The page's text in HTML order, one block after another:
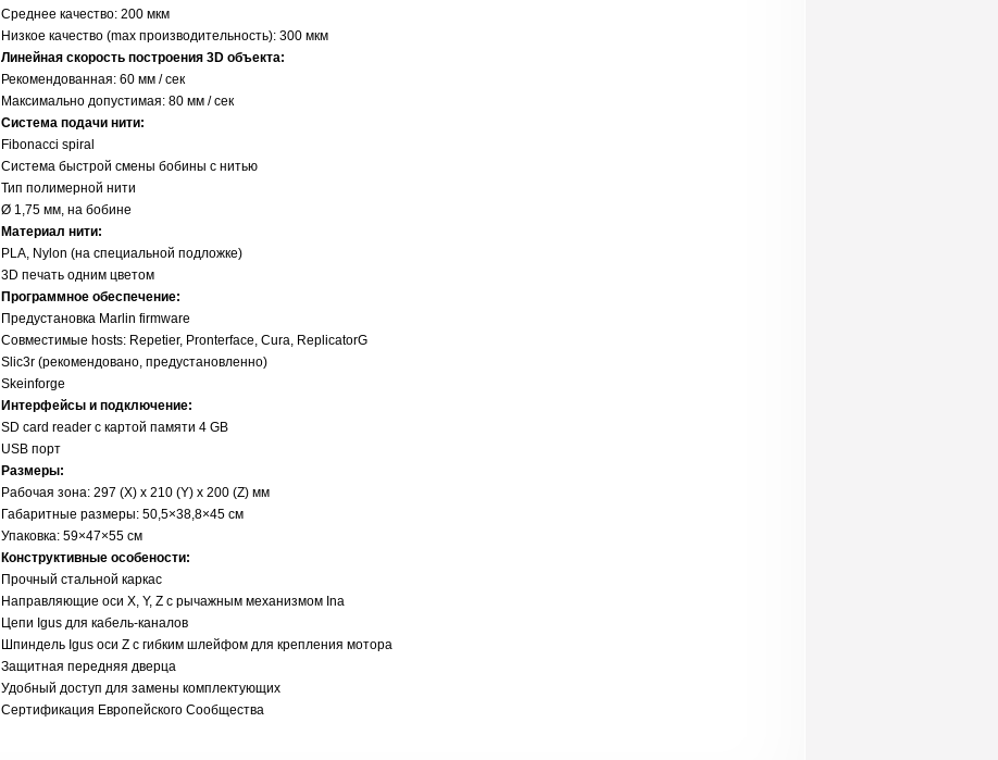
Среднее качество: 200 мкм
Низкое качество (max производительность): 300 мкм
Линейная скорость построения 3D объекта:
Рекомендованная: 60 мм / сек
Максимально допустимая: 80 мм / сек
Система подачи нити:
Fibonacci spiral
Система быстрой смены бобины с нитью
Тип полимерной нити
Ø 1,75 мм, на бобине
Материал нити:
PLA, Nylon (на специальной подложке)
3D печать одним цветом
Программное обеспечение:
Предустановка Marlin firmware
Совместимые hosts: Repetier, Pronterface, Cura, ReplicatorG
Slic3r (рекомендовано, предустановленно)
Skeinforge
Интерфейсы и подключение:
SD card reader с картой памяти 4 GB
USB порт
Размеры:
Рабочая зона: 297 (X) x 210 (Y) x 200 (Z) мм
Габаритные размеры: 50,5×38,8×45 см
Упаковка: 59×47×55 см
Конструктивные особености:
Прочный стальной каркас
Направляющие оси X, Y, Z с рычажным механизмом Ina
Цепи Igus для кабель-каналов
Шпиндель Igus оси Z с гибким шлейфом для крепления мотора
Защитная передняя дверца
Удобный доступ для замены комплектующих
Сертификация Европейского Сообщества